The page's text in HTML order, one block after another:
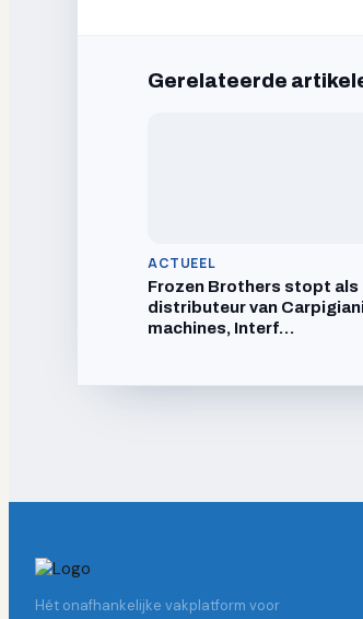
Gerelateerde
ACTUEEL
Frozen Brothers stopt als
distributeur van
machines, Interf…
Hét onafhankelijke vakplatform voor